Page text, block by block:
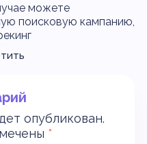
можете
поисковую кампанию,
опубликован.
*